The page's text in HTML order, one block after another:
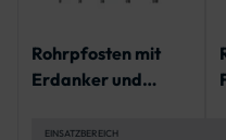
Rohrpfosten mit
Erdanker und
Norm
EINSATZBEREICH